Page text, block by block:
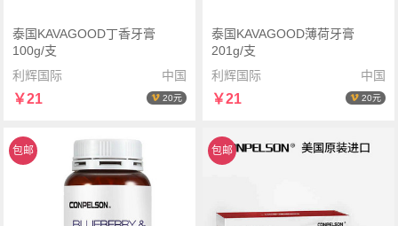
泰国KAVAGOOD丁香牙膏
100g/支
利辉国际
中国
￥21 20元
泰国KAVAGOOD薄荷牙膏
201g/支
利辉国际
中国
￥21 20元
包邮 包邮